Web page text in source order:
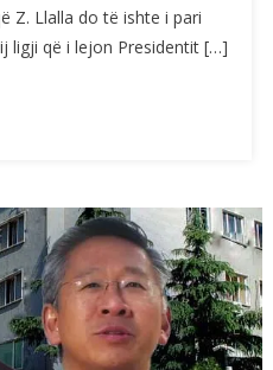
Z. Llalla do të ishte i pari
ligji që i lejon Presidentit […]